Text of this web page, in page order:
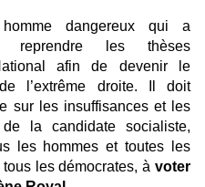
dangereux qui a
reprendre les thèses
afin de devenir le
l’extrême droite. Il doit
sur les insuffisances et les
la candidate socialiste,
les hommes et toutes les
les démocrates, à voter